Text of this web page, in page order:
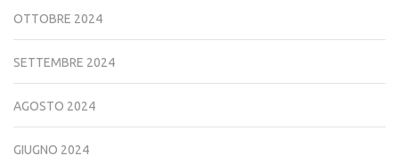
OTTOBRE 2024
SETTEMBRE 2024
AGOSTO 2024
GIUGNO 2024